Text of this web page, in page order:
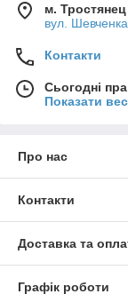
м. Тростянец
вул.
Контакти
Сьогодні
Показати
Про нас
Контакти
Доставка та
Графік роботи